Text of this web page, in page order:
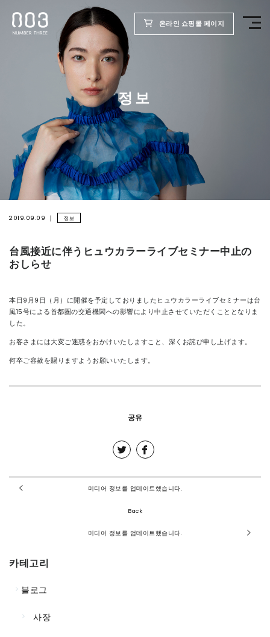
온라인 쇼핑몰 페이지
정보
2019.09.09 정보
台風接近に伴うヒュウカラーライブセミナー中止の
おしらせ
本日9月9日（月）に開催を予定しておりましたヒュウカラーライブセミナーは台
風15号による首都圏の交通機関への影響により中止させていただくこととなりま
した。
お客さまには大変ご迷惑をおかけいたしますこと、深くお詫び申し上げます。
何卒ご容赦を賜りますようお願いいたします。
공유
미디어 정보를 업데이트했습니다.
Back
미디어 정보를 업데이트했습니다.
카테고리
블로그
사장
TOP
제품
웰빙 리포트
미용실용
채용